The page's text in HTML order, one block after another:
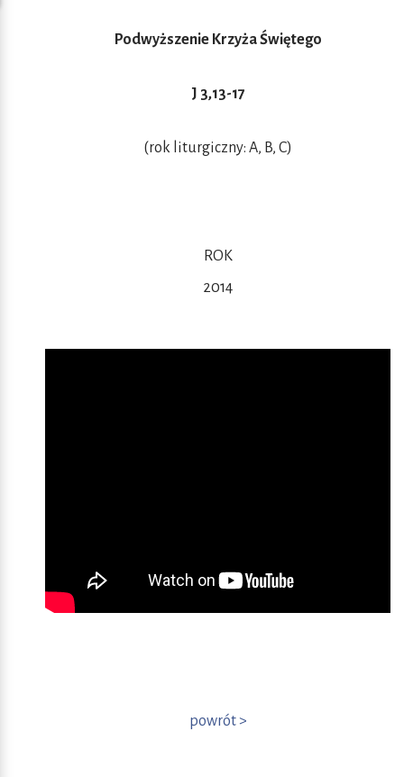
Podwyższenie Krzyża Świętego
J 3,13-17
(rok liturgiczny: A, B, C)
ROK
2014
powrót >